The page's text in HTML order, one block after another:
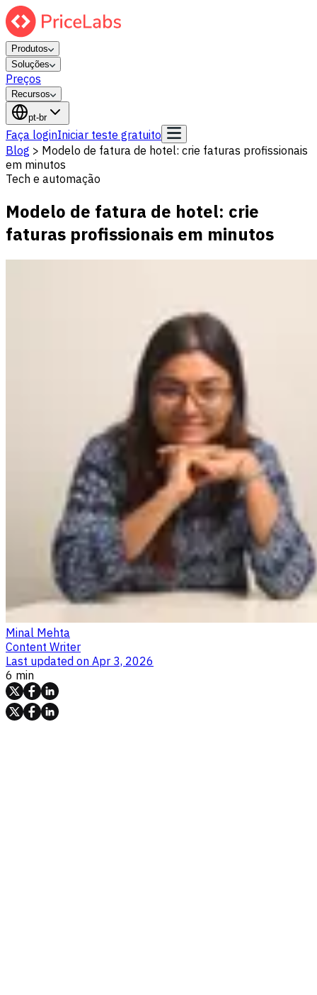
Produtos
Soluções
Preços
Recursos
pt-br
Faça loginIniciar teste gratuito
Blog > Modelo de fatura de hotel: crie faturas profissionais
em minutos
Tech e automação
Modelo de fatura de hotel: crie
faturas profissionais em minutos
Minal Mehta
Content Writer
Last updated on Apr 3, 2026
6 min